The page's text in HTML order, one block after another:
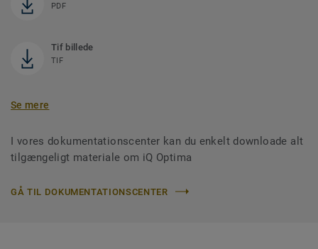
PDF
Tif billede
TIF
Se mere
I vores dokumentationscenter kan du enkelt downloade alt
tilgængeligt materiale om iQ Optima
GÅ TIL DOKUMENTATIONSCENTER